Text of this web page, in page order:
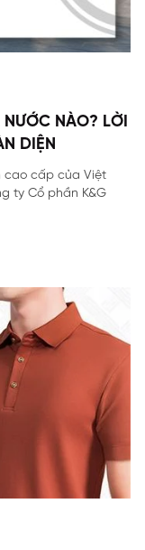
NƯỚC NÀO? LỜI
DIỆN
cao cấp của Việt
ty Cổ phần K&G